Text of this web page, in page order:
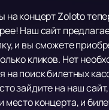
на концерт Zoloto
Наш сайт
и вы сможете
кликов. Нет
на поиск билетных
зайдите на наш
место концерта, и